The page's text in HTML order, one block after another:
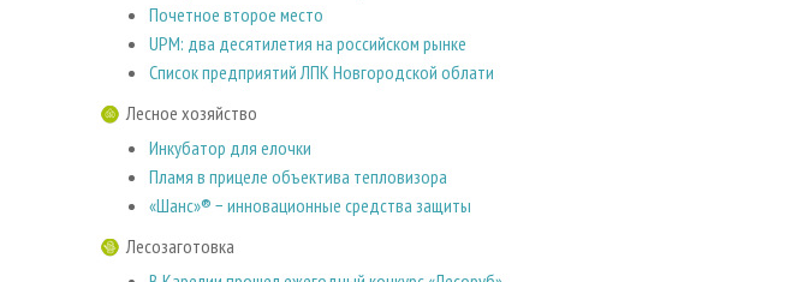
Почетное второе место
UPM: два десятилетия на российском рынке
Список предприятий ЛПК Новгородской облати
Лесное хозяйство
Инкубатор для елочки
Пламя в прицеле объектива тепловизора
«Шанс»® − инновационные средства защиты
Лесозаготовка